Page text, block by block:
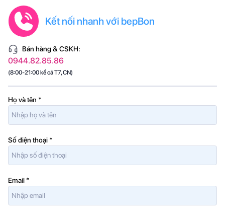
Công suất
Kích thước (HxWxD) (mm)
848 x 598 x 590
Dung tích thùng chứa
Độ ồn
Lắp đặt
Độc lập
Tốc độ quay
Màu sắc
Kết nối nhanh với bepBon
Bán hàng & CSKH:
0944.82.85.86
(8:00-21:00 kể cả T7, CN)
Họ và tên *
Số điện thoại *
Email *